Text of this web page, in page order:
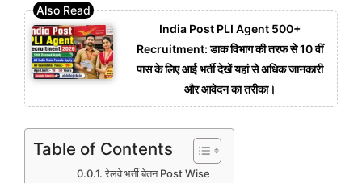
India Post PLI Agent 500+
Recruitment: डाक विभाग की तरफ से 10 वीं
पास के लिए आई भर्ती देखें यहां से अधिक जानकारी
और आवेदन का तरीका।
Table of Contents
रेलवे भर्ती बेतन Post Wise